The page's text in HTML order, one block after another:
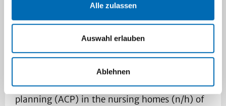
Alle zulassen
Auswahl erlauben
Ablehnen
Entwicklung eines eLearning-Moduls für einen
ACP-Wahlpflichtkurs im Düsseldorfer
Modellstudiengang Medizin(Link zur
RESPEKT: Study to implement advance care
planning (ACP) in the nursing homes (n/h) of